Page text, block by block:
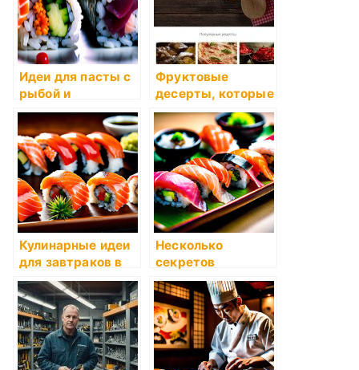
Идеи для пасты с
рыбой и
морепродуктами
Фруктовые
десерты, которые
удивят
Кулинарные идеи
для завтраков в
пост
Несколько
секретов
успешного бранча